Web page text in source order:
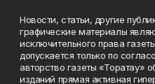
Новости, статьи, другие
графические материалы
исключительного права
допускается только по
авторство газеты «Торатау»
изданий прямая активная